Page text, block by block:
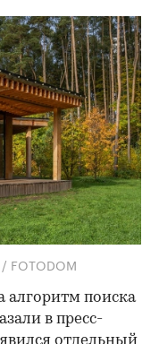
FOTODOM
алгоритм поиска
в пресс-
отдельный